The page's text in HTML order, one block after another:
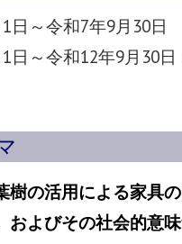
日～令和7年9月30日
日～令和12年9月30日
樹の活用による家具
およびその社会的意